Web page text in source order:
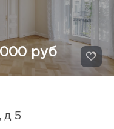
руб
д 5